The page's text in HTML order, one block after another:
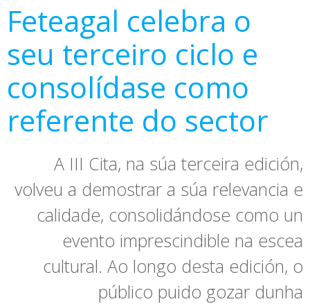
Feteagal celebra o
seu terceiro ciclo e
consolídase como
referente do sector
A III Cita, na súa terceira edición,
volveu a demostrar a súa relevancia e
calidade, consolidándose como un
evento imprescindible na escea
cultural. Ao longo desta edición, o
público puido gozar dunha